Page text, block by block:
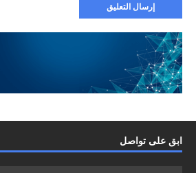
ابق على تواصل